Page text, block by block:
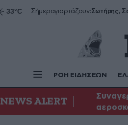
Σήμεραγιορτάζουν:
ΡΟΗ ΕΙΔΗΣΕΩΝ
NEWS ALERT